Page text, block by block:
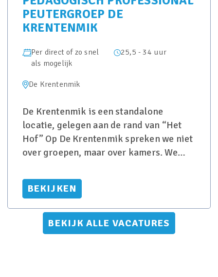
PEUTERGROEP DE
KRENTENMIK
Per direct of zo snel
als mogelijk
25,5 - 34 uur
De Krentenmik
De Krentenmik is een standalone
locatie, gelegen aan de rand van “Het
Hof” Op De Krentenmik spreken we niet
over groepen, maar over kamers. We
zodat ieder kind veilig ka
BEKIJKEN
BEKIJK ALLE VACATURES